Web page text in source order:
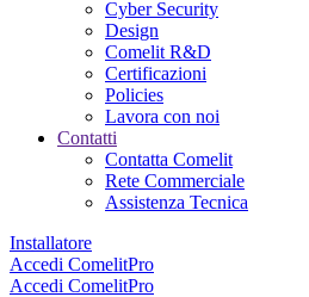
Cyber Security
Design
Comelit R&D
Certificazioni
Policies
Lavora con noi
Contatti
Contatta Comelit
Rete Commerciale
Assistenza Tecnica
Installatore
Accedi ComelitPro
Accedi ComelitPro